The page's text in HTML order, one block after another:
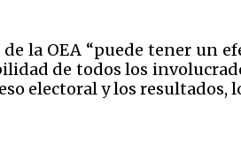
la OEA “puede tener un
de todos los
electoral y los resultados,